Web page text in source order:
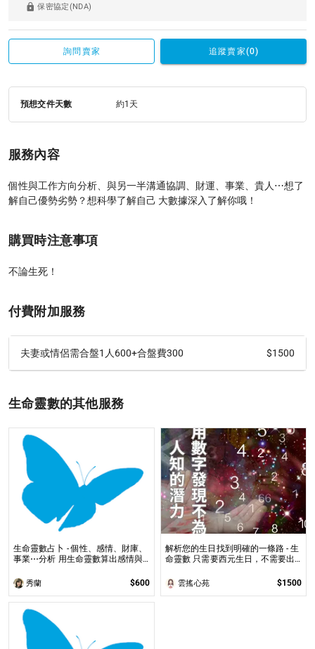
保密協定(NDA)
詢問賣家 追蹤賣家(0)
預想交件天數 約1天
服務內容
個性與工作方向分析、與另一半溝通協調、財運、事業、貴人⋯想了
解自己優勢劣勢？想科學了解自己 大數據深入了解你哦！
購買時注意事項
不論生死！
付費附加服務
夫妻或情侶需合盤1人600+合盤費300 $1500
生命靈數的其他服務
生命靈數占卜 - 個性、感情、財庫、
事業⋯分析 用生命靈數算出感情與
秀蘭 $600
解析您的生日找到明確的一條路 - 生
命靈數 只需要西元生日，不需要出
雲搖心苑 $1500